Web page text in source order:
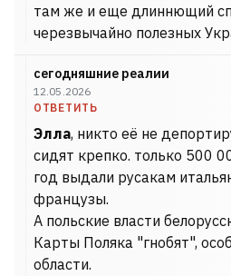
там же и еще длиннющий
черезвычайно полезных
сегодняшние реалии
12.05.2026
ОТВЕТИТЬ
Элла, никто её не
сидят крепко. только 500
год выдали русакам
французы.
А польские власти
Карты Поляка "гнобят",
области.